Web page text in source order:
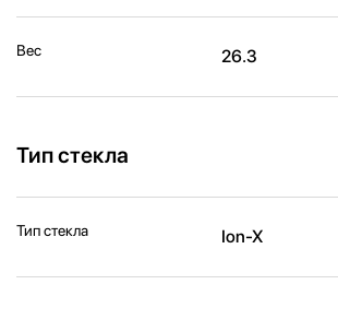
Вес 26.3
Тип стекла
Тип стекла Ion-X